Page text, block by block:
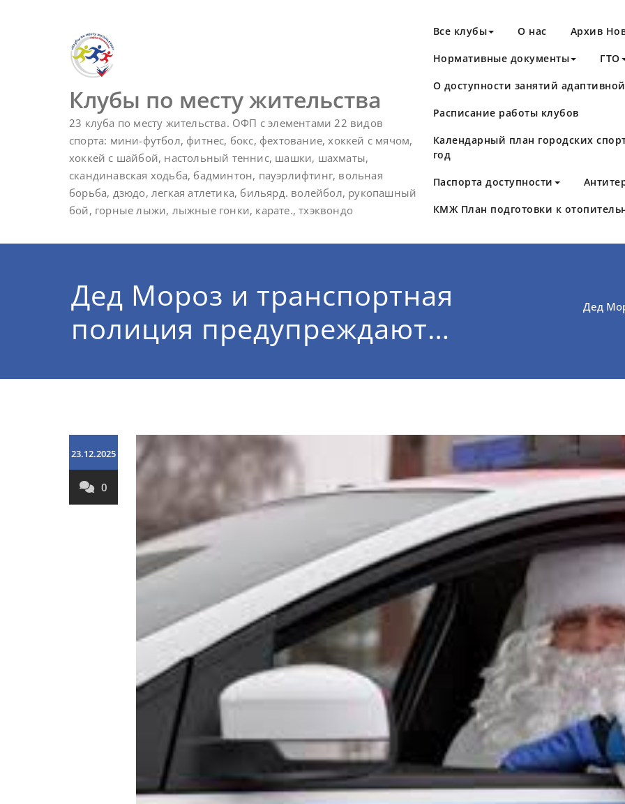
содержимому
Клубы по месту жительства
23 клуба по месту жительства. ОФП с элементами 22 видов
спорта: мини-футбол, фитнес, бокс, фехтование, хоккей с мячом,
хоккей с шайбой, настольный теннис, шашки, шахматы,
скандинавская ходьба, бадминтон, пауэрлифтинг, вольная
борьба, дзюдо, легкая атлетика, бильярд. волейбол, рукопашный
бой, горные лыжи, лыжные гонки, карате., тхэквондо
Все клубы О нас Архив
Нормативные документы ГТО
О доступности занятий
Расписание работы клубов
Календарный план городских
год
Паспорта доступности
КМЖ План подготовки к
Дед Мороз и транспортная
полиция предупреждают…
Дед
23.12.2025
0